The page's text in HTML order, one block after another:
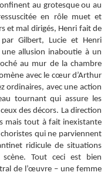
au grotesque ou au
en rôle muet et
et mal dirigés, Henri fait de
Gilbert, Lucie et Henri
allusion inaboutie à un
au mur de la chambre
avec le cœur d’Arthur
ordinaires, avec une action
tournant qui assure les
des décors. La direction
mais tout à fait inexistante
qui ne parviennent
ridicule de situations
Tout ceci est bien
de l’œuvre – une femme